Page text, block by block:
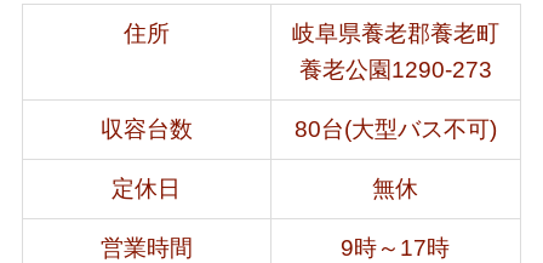
住所
岐阜県養老郡養老町
養老公園1290-273
収容台数 80台(大型バス不可)
定休日 無休
営業時間 9時～17時